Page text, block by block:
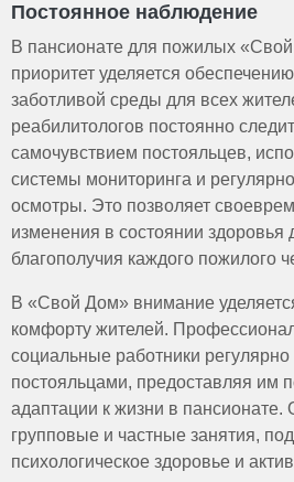
Постоянное наблюдение
В пансионате для пожилых
приоритет уделяется
заботливой среды для всех
реабилитологов постоянно
самочувствием постояльцев,
системы мониторинга и
осмотры. Это позволяет
изменения в состоянии здоровья
благополучия каждого пожилого
В «Свой Дом» внимание
комфорту жителей.
социальные работники
постояльцами, предоставляя им
адаптации к жизни в пансионате.
групповые и частные занятия,
психологическое здоровье и